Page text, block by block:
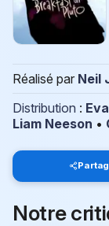
Réalisé par Neil
Distribution :
Liam Neeson •
Notre